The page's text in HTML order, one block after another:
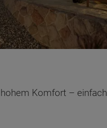
Komfort – einfach